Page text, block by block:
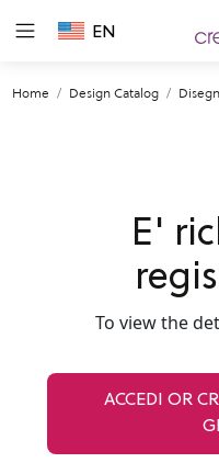
EN
Home Design Catalog
E'
To view the
ACCEDI OR